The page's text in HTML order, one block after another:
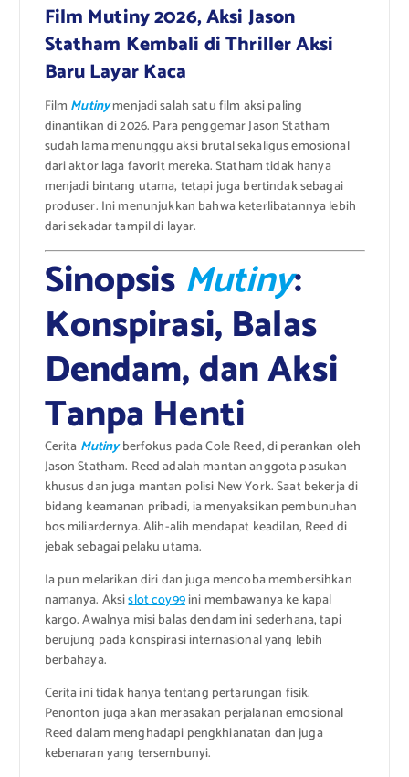
Film Mutiny 2026, Aksi Jason
Statham Kembali di Thriller Aksi
Baru Layar Kaca
Film Mutinymenjadi salah satu film aksi paling
dinantikan di 2026. Para penggemar Jason Statham
sudah lama menunggu aksi brutal sekaligus emosional
dari aktor laga favorit mereka. Statham tidak hanya
menjadi bintang utama, tetapi juga bertindak sebagai
produser. Ini menunjukkan bahwa keterlibatannya lebih
dari sekadar tampil di layar.
Sinopsis Mutiny:
Konspirasi, Balas
Dendam, dan Aksi
Tanpa Henti
Cerita Mutinyberfokus pada Cole Reed, di perankan oleh
Jason Statham. Reed adalah mantan anggota pasukan
khusus dan juga mantan polisi New York. Saat bekerja di
bidang keamanan pribadi, ia menyaksikan pembunuhan
bos miliardernya. Alih-alih mendapat keadilan, Reed di
jebak sebagai pelaku utama.
Ia pun melarikan diri dan juga mencoba membersihkan
namanya. Aksislot coy99ini membawanya ke kapal
kargo. Awalnya misi balas dendam ini sederhana, tapi
berujung pada konspirasi internasional yang lebih
berbahaya.
Cerita ini tidak hanya tentang pertarungan fisik.
Penonton juga akan merasakan perjalanan emosional
Reed dalam menghadapi pengkhianatan dan juga
kebenaran yang tersembunyi.